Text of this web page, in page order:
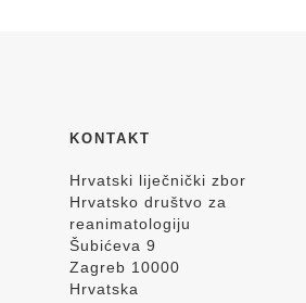
KONTAKT
Hrvatski liječnički zbor
Hrvatsko društvo za
reanimatologiju
Šubićeva 9
Zagreb 10000
Hrvatska